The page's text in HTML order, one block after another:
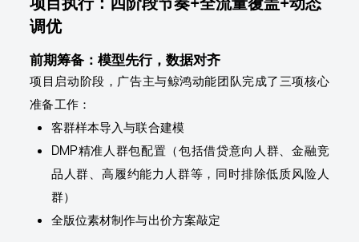
调优
前期筹备：模型先行，数据对齐
项目启动阶段，广告主与鲸鸿动能团队完成了三项核心
准备工作：
客群样本导入与联合建模
DMP精准人群包配置（包括借贷意向人群、金融竞
品人群、高履约能力人群等，同时排除低质风险人
群）
全版位素材制作与出价方案敲定